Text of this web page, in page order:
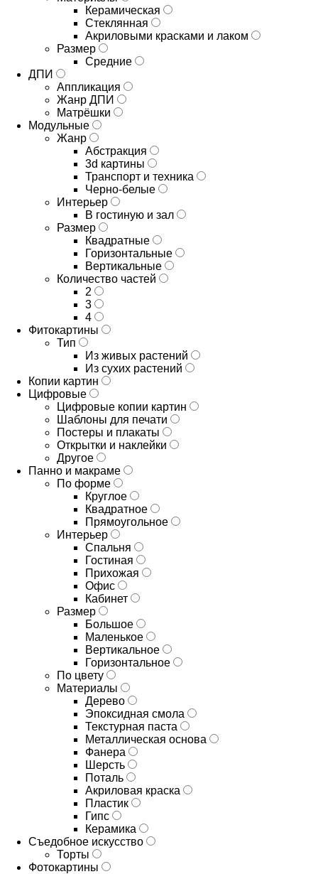
Керамическая
Стеклянная
Акриловыми красками и лаком
Размер
Средние
ДПИ
Аппликация
Жанр ДПИ
Матрёшки
Модульные
Жанр
Абстракция
3d картины
Транспорт и техника
Черно-белые
Интерьер
В гостиную и зал
Размер
Квадратные
Горизонтальные
Вертикальные
Количество частей
2
3
4
Фитокартины
Тип
Из живых растений
Из сухих растений
Копии картин
Цифровые
Цифровые копии картин
Шаблоны для печати
Постеры и плакаты
Открытки и наклейки
Другое
Панно и макраме
По форме
Круглое
Квадратное
Прямоугольное
Интерьер
Спальня
Гостиная
Прихожая
Офис
Кабинет
Размер
Большое
Маленькое
Вертикальное
Горизонтальное
По цвету
Материалы
Дерево
Эпоксидная смола
Текстурная паста
Металлическая основа
Фанера
Шерсть
Поталь
Акриловая краска
Пластик
Гипс
Керамика
Съедобное искусство
Торты
Фотокартины